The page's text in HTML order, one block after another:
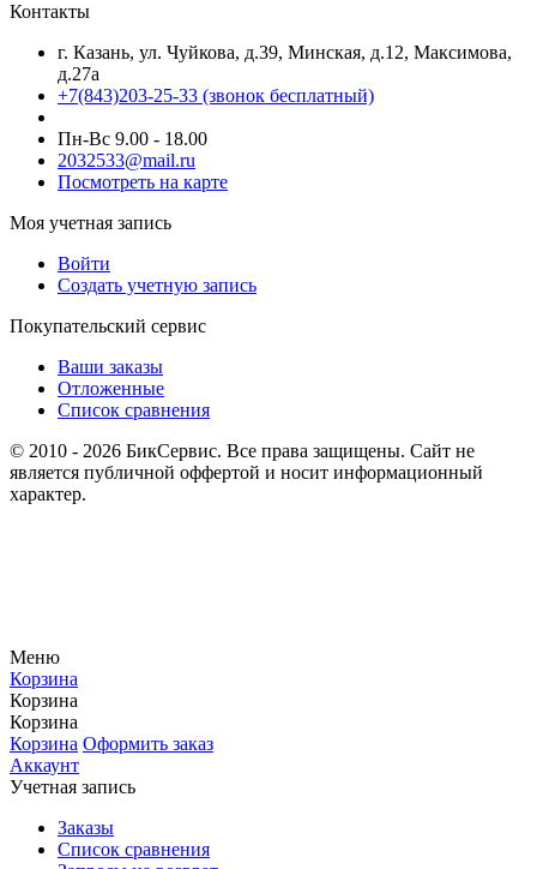
Контакты
г. Казань, ул. Чуйкова, д.39, Минская, д.12, Максимова,
д.27а
+7(843)203-25-33 (звонок бесплатный)
Пн-Вс 9.00 - 18.00
2032533@mail.ru
Посмотреть на карте
Моя учетная запись
Войти
Создать учетную запись
Покупательский сервис
Ваши заказы
Отложенные
Список сравнения
© 2010 - 2026 БикСервис. Все права защищены. Сайт не
является публичной оффертой и носит информационный
характер.
Меню
Корзина
Корзина
Корзина
Корзина Оформить заказ
Аккаунт
Учетная запись
Заказы
Список сравнения